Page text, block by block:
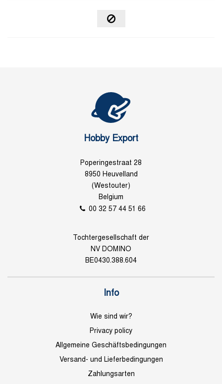
Hobby Export
Poperingestraat 28
8950 Heuvelland
(Westouter)
Belgium
00 32 57 44 51 66
Tochtergesellschaft der
NV DOMINO
BE0430.388.604
Info
Wie sind wir?
Privacy policy
Allgemeine Geschäftsbedingungen
Versand- und Lieferbedingungen
Zahlungsarten